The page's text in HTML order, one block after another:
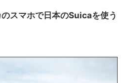
スマホで日本のSuicaを使う